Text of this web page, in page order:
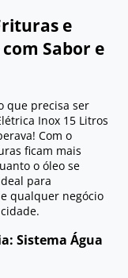
e
Sabor e
que precisa ser
Inox 15 Litros
Com o
ficam mais
o óleo se
para
qualquer negócio
Sistema Água